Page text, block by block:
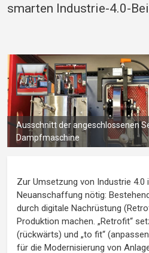
smarten Industrie-4.0-
Ausschnitt der angeschlossenen
Dampfmaschine
Zur Umsetzung von Industrie 4.0
Neuanschaffung nötig:
durch digitale Nachrüstung
Produktion machen. „Retrofit“
(rückwärts) und „to fit“
für die Modernisierung von